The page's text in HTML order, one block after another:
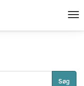
Søg